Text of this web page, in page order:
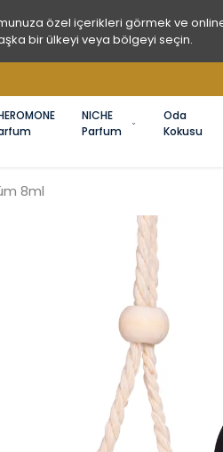
özel içerikleri görmek ve
bir ülkeyi veya bölgeyi seçin.
NICHE
Parfum
Oda
Kokusu
8ml